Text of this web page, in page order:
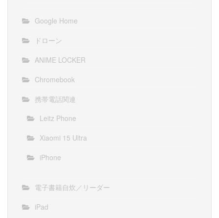
Google Home
ドローン
ANIME LOCKER
Chromebook
携帯電話関連
Leitz Phone
Xiaomi 15 Ultra
iPhone
電子書籍自炊／リーダー
iPad